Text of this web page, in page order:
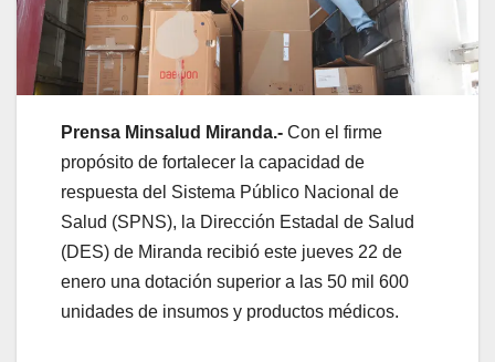
​Prensa Minsalud Miranda.- Con el firme
propósito de fortalecer la capacidad de
respuesta del Sistema Público Nacional de
Salud (SPNS), la Dirección Estadal de Salud
(DES) de Miranda recibió este jueves 22 de
enero una dotación superior a las 50 mil 600
unidades de insumos y productos médicos.